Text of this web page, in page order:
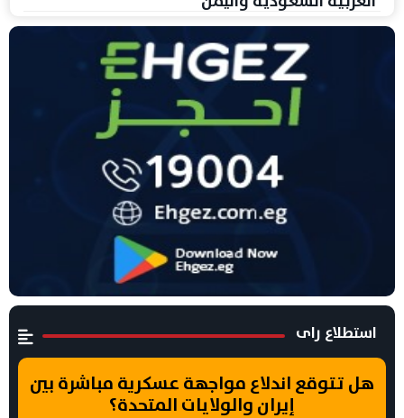
استطلاع راى
هل تتوقع اندلاع مواجهة عسكرية مباشرة بين
إيران والولايات المتحدة؟